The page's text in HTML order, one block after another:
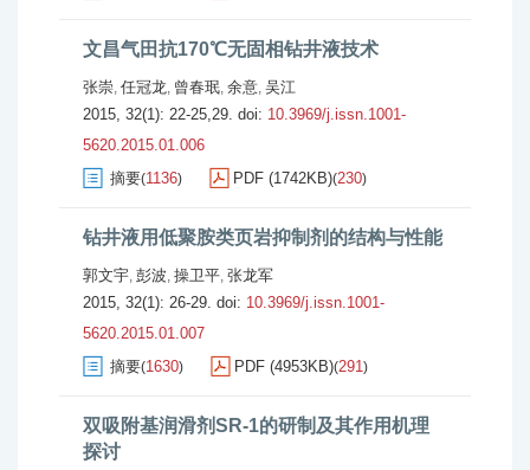
文昌气田抗170℃无固相钻井液技术
张崇, 任冠龙, 曾春珉, 余意, 吴江
2015, 32(1): 22-25,29. doi: 10.3969/j.issn.1001-
5620.2015.01.006
摘要(1136) PDF (1742KB)(230)
钻井液用低聚胺类页岩抑制剂的结构与性能
郭文宇, 彭波, 操卫平, 张龙军
2015, 32(1): 26-29. doi: 10.3969/j.issn.1001-
5620.2015.01.007
摘要(1630) PDF (4953KB)(291)
双吸附基润滑剂SR-1的研制及其作用机理
探讨